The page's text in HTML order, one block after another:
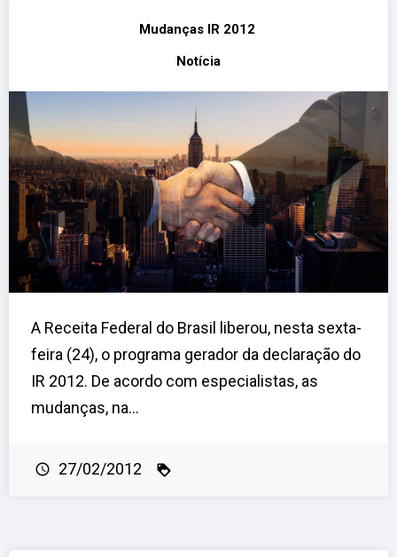
Mudanças IR 2012
Notícia
A Receita Federal do Brasil liberou, nesta sexta-
feira (24), o programa gerador da declaração do
IR 2012. De acordo com especialistas, as
mudanças, na...
27/02/2012